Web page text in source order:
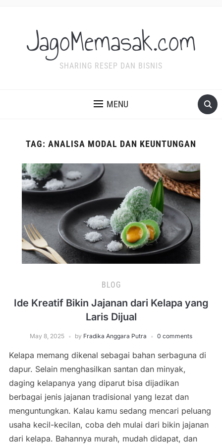
JagoMemasak.com
SHARING RESEP DAN BISNIS
MENU
TAG: ANALISA MODAL DAN KEUNTUNGAN
BLOG
Ide Kreatif Bikin Jajanan dari Kelapa yang
Laris Dijual
May 8, 2025 by Fradika Anggara Putra 0 comments
Kelapa memang dikenal sebagai bahan serbaguna di
dapur. Selain menghasilkan santan dan minyak,
daging kelapanya yang diparut bisa dijadikan
berbagai jenis jajanan tradisional yang lezat dan
menguntungkan. Kalau kamu sedang mencari peluang
usaha kecil-kecilan, coba deh mulai dari bikin jajanan
dari kelapa. Bahannya murah, mudah didapat, dan